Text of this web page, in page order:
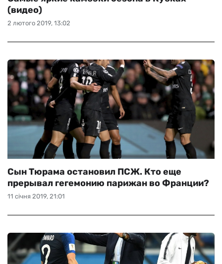
2 лютого 2019, 13:02
(видео)
11 січня 2019, 21:01
Сын Тюрама остановил ПСЖ. Кто еще
прерывал гегемонию парижан во Франции?